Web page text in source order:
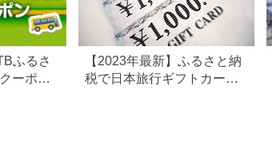
ふるさ
ーポン
【2023年最新】ふるさと納
税で日本旅行ギフトカード